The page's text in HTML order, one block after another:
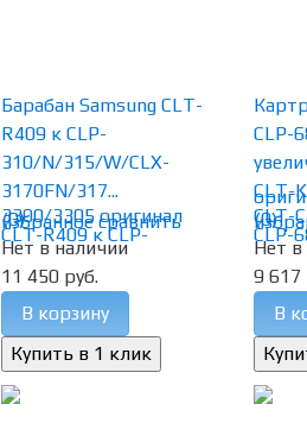
избранное сравнить
Барабан Samsung CLT-
R409 к CLP-
310/N/315/W/CLX-
3170FN/317...
(0)
Нет в наличии
11 450 руб.
В корзину
CLP-
CLT-
(0)
Нет в
9 617
В